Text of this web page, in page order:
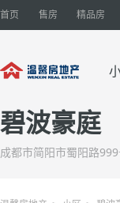
首页 售房 精品房
碧波豪庭
成都市简阳市蜀阳路